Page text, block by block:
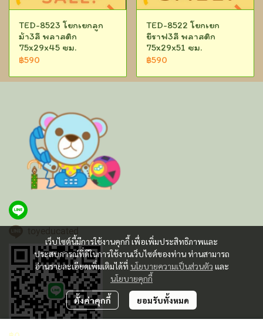
TED-8523 โยกเยกลูก
ม้า3สี พลาสติก
75x29x45 ซม.
฿590
TED-8522 โยกเยก
ยีราฟ3สี พลาสติก
75x29x51 ซม.
฿590
เว็บไซต์นี้มีการใช้งานคุกกี้ เพื่อเพิ่มประสิทธิภาพและ
ประสบการณ์ที่ดีในการใช้งานเว็บไซต์ของท่าน ท่านสามารถ
อ่านรายละเอียดเพิ่มเติมได้ที่ นโยบายความเป็นส่วนตัว และ
นโยบายคุกกี้
ตั้งค่าคุกกี้ ยอมรับทั้งหมด